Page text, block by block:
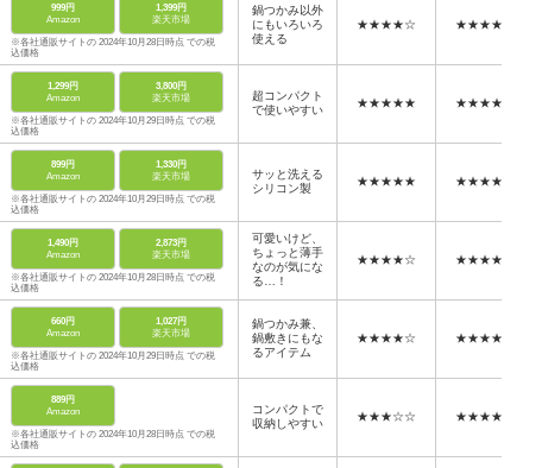
999円
Amazon
1,399円
楽天市場
※各社通販サイトの 2024年10月28日時点 での税
込価格
鍋つかみ以外
にもいろいろ
使える
★★★★☆ ★★★★☆
1,299円
Amazon
3,800円
楽天市場
※各社通販サイトの 2024年10月29日時点 での税
込価格
超コンパクト
で使いやすい
★★★★★ ★★★★★
899円
Amazon
1,330円
楽天市場
※各社通販サイトの 2024年10月29日時点 での税
込価格
サッと洗える
シリコン製
★★★★★ ★★★★☆
1,490円
Amazon
2,873円
楽天市場
※各社通販サイトの 2024年10月28日時点 での税
込価格
可愛いけど、
ちょっと薄手
なのが気にな
る…！
★★★★☆ ★★★★★
660円
Amazon
1,027円
楽天市場
※各社通販サイトの 2024年10月29日時点 での税
込価格
鍋つかみ兼、
鍋敷きにもな
るアイテム
★★★★☆ ★★★★☆
889円
Amazon
※各社通販サイトの 2024年10月28日時点 での税
込価格
コンパクトで
収納しやすい
★★★☆☆ ★★★★☆